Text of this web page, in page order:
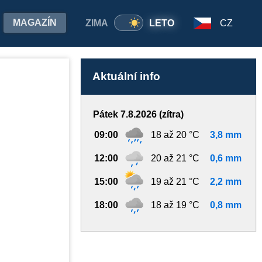
ZIMA LETO
MAGAZÍN CZ
Aktuální info
Pátek 7.8.2026 (zítra)
09:00 18 až 20 °C 3,8 mm
12:00 20 až 21 °C 0,6 mm
15:00 19 až 21 °C 2,2 mm
18:00 18 až 19 °C 0,8 mm